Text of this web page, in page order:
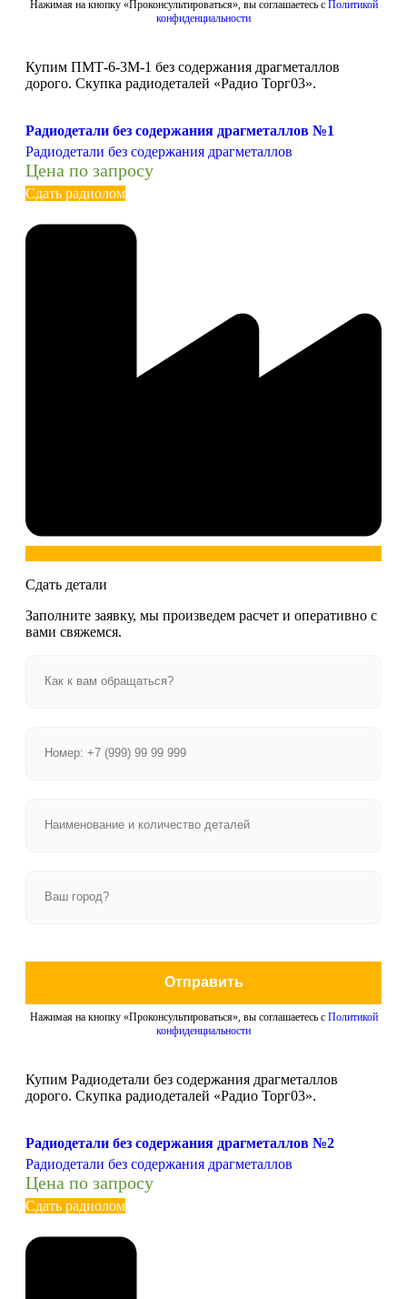
Нажимая на кнопку «Проконсультироваться», вы соглашаетесь с Политикой
конфиденциальности
Купим ПМТ-6-3М-1 без содержания драгметаллов
дорого. Скупка радиодеталей «Радио Торг03».
Радиодетали без содержания драгметаллов №1
Радиодетали без содержания драгметаллов
Цена по запросу
Сдать радиолом
Сдать детали
Заполните заявку, мы произведем расчет и оперативно с
вами свяжемся.
Отправить
Нажимая на кнопку «Проконсультироваться», вы соглашаетесь с Политикой
конфиденциальности
Купим Радиодетали без содержания драгметаллов
дорого. Скупка радиодеталей «Радио Торг03».
Радиодетали без содержания драгметаллов №2
Радиодетали без содержания драгметаллов
Цена по запросу
Сдать радиолом